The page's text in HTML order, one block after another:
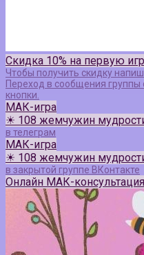
Скидка 10% на первую
Чтобы получить скидку
Переход в сообщения
кнопки.
МАК-игра
☀ 108 жемчужин
в телеграм
МАК-игра
☀ 108 жемчужин
в закрытой группе ВКонтакте
Онлайн МАК-консультация